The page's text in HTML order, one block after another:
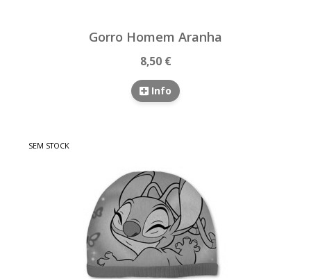
Gorro Homem Aranha
8,50 €
Info
SEM STOCK